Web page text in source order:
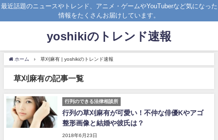
最近話題のニュースやトレンド、アニメ・ゲームやYouTuberなど気になった
情報をたくさんお届けしています。
yoshikiのトレンド速報
ホーム 草刈麻有 | yoshikiのトレンド速報
草刈麻有の記事一覧
行列のできる法律相談所
行列の草刈麻有が可愛い！不仲な俳優Kやアゴ
整形画像と結婚や彼氏は？
2018年6月23日